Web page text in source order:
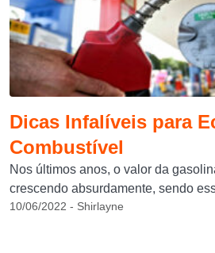
Dicas Infalíveis para
Combustível
Nos últimos anos, o valor da
crescendo absurdamente, sendo
10/06/2022 - Shirlayne